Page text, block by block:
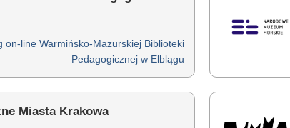
on-line Warmińsko-Mazurskiej Biblioteki
Pedagogicznej w Elblągu
Miasta Krakowa